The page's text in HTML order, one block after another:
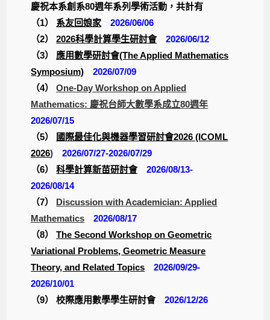
慶祝本系創系80週年系列學術活動，共計有
（1）
系友回娘家
2026/06/06
（2）2026科學計算學生研討會
2026/06/12
（3） 應用數學研討會(The Applied Mathematics
Symposium)
2026/07/09
（4）One-Day Workshop on Applied
Mathematics: 慶祝台師大數學系成立80週年
2026/07/15
（5）
國際最佳化與機器學習研討會2026 (ICOML
2026)
2026/07/27-2026/07/29
（6）科學計算新苗研討會
2026/08/13-
2026/08/14
（7） Discussion with Academician: Applied
Mathematics
2026/08/17
（8）
The Second Workshop on Geometric
Variational Problems, Geometric Measure
Theory, and Related Topics
2026/09/29-
2026/10/01
（9） 校際應用數學學生研討會2026/12/26